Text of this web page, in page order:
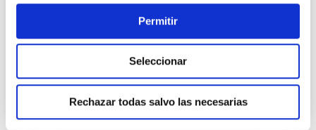
Permitir
Seleccionar
Rechazar todas salvo las necesarias
Bra
29,55 €
Añadir al carrito